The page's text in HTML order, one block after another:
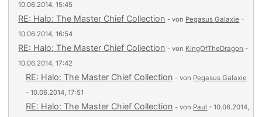
10.06.2014, 15:45
RE: Halo: The Master Chief Collection - von Pegasus Galaxie -
10.06.2014, 16:54
RE: Halo: The Master Chief Collection - von KingOfTheDragon -
10.06.2014, 17:42
RE: Halo: The Master Chief Collection - von Pegasus Galaxie
- 10.06.2014, 17:51
RE: Halo: The Master Chief Collection - von Paul - 10.06.2014,